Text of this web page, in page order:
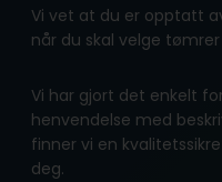
Vi vet at du er opptatt
når du skal velge tømrer
Vi har gjort det enkelt
henvendelse med
finner vi en
deg.